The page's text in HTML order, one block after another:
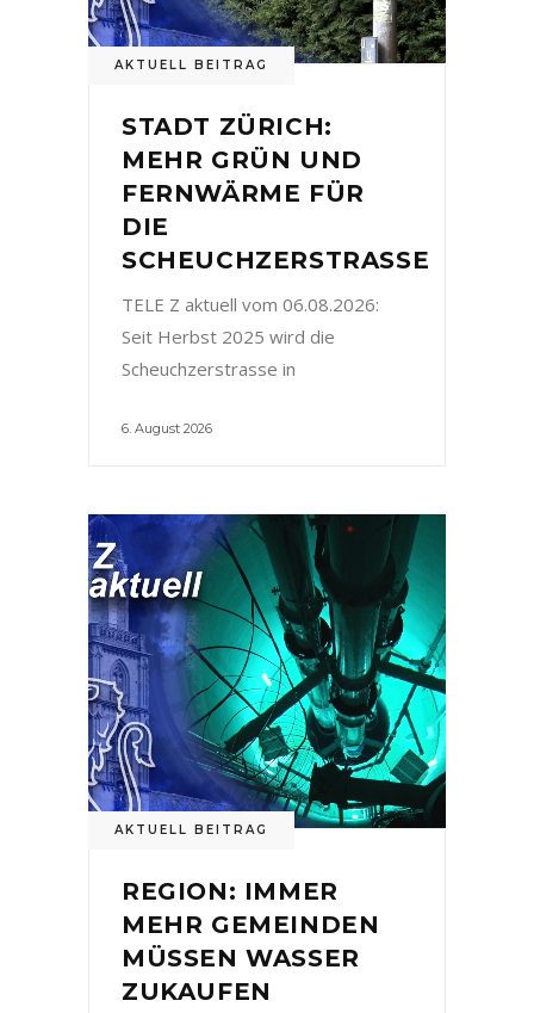
AKTUELL BEITRAG
STADT ZÜRICH:
MEHR GRÜN UND
FERNWÄRME FÜR
DIE
SCHEUCHZERSTRASSE
TELE Z aktuell vom 06.08.2026:
Seit Herbst 2025 wird die
Scheuchzerstrasse in
6. August 2026
AKTUELL BEITRAG
REGION: IMMER
MEHR GEMEINDEN
MÜSSEN WASSER
ZUKAUFEN